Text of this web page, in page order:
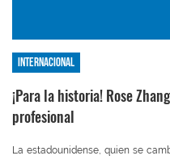
Internacional
¡Para la historia! Rose
profesional
La estadounidense, quien se